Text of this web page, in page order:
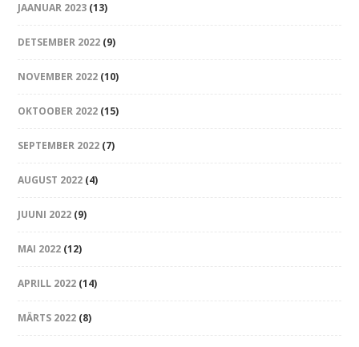
JAANUAR 2023 (13)
DETSEMBER 2022 (9)
NOVEMBER 2022 (10)
OKTOOBER 2022 (15)
SEPTEMBER 2022 (7)
AUGUST 2022 (4)
JUUNI 2022 (9)
MAI 2022 (12)
APRILL 2022 (14)
MÄRTS 2022 (8)